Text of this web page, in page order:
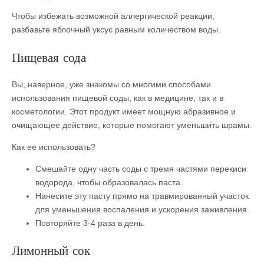
Чтобы избежать возможной аллергической реакции,
разбавьте яблочный уксус равным количеством воды.
Пищевая сода
Вы, наверное, уже знакомы со многими способами
использования пищевой соды, как в медицине, так и в
косметологии. Этот продукт имеет мощную абразивное и
очищающее действие, которые помогают уменьшить шрамы.
Как ее использовать?
Смешайте одну часть соды с тремя частями перекиси
водорода, чтобы образовалась паста.
Нанесите эту пасту прямо на травмированный участок
для уменьшения воспаления и ускорения заживления.
Повторяйте 3-4 раза в день.
Лимонный сок